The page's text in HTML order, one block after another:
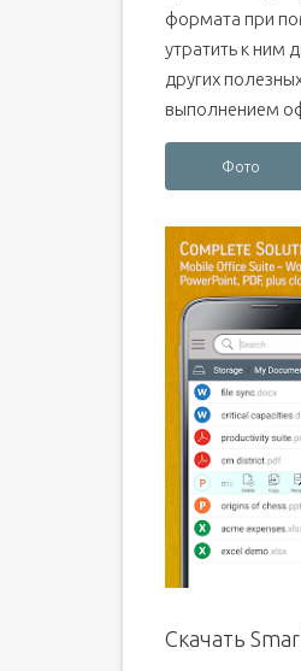
формата при
утратить к ним
других
выполнением
Фото
Скачать